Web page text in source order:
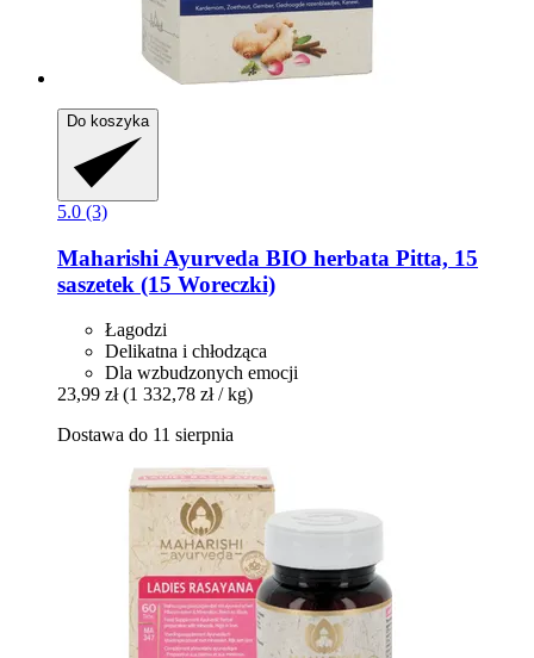
Do koszyka
5.0 (3)
Maharishi Ayurveda BIO herbata Pitta, 15
saszetek (15 Woreczki)
Łagodzi
Delikatna i chłodząca
Dla wzbudzonych emocji
23,99 zł (1 332,78 zł / kg)
Dostawa do 11 sierpnia